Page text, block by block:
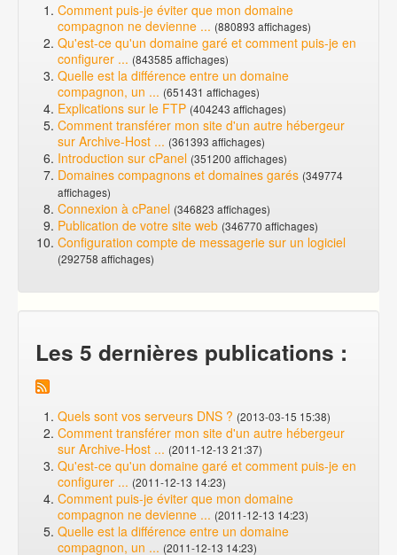
Comment puis-je éviter que mon domaine
compagnon ne devienne ... (880893 affichages)
Qu'est-ce qu'un domaine garé et comment puis-je en
configurer ... (843585 affichages)
Quelle est la différence entre un domaine
compagnon, un ... (651431 affichages)
Explications sur le FTP (404243 affichages)
Comment transférer mon site d'un autre hébergeur
sur Archive-Host ... (361393 affichages)
Introduction sur cPanel (351200 affichages)
Domaines compagnons et domaines garés (349774
affichages)
Connexion à cPanel (346823 affichages)
Publication de votre site web (346770 affichages)
Configuration compte de messagerie sur un logiciel
(292758 affichages)
Les 5 dernières publications :
Quels sont vos serveurs DNS ? (2013-03-15 15:38)
Comment transférer mon site d'un autre hébergeur
sur Archive-Host ... (2011-12-13 21:37)
Qu'est-ce qu'un domaine garé et comment puis-je en
configurer ... (2011-12-13 14:23)
Comment puis-je éviter que mon domaine
compagnon ne devienne ... (2011-12-13 14:23)
Quelle est la différence entre un domaine
compagnon, un ... (2011-12-13 14:23)